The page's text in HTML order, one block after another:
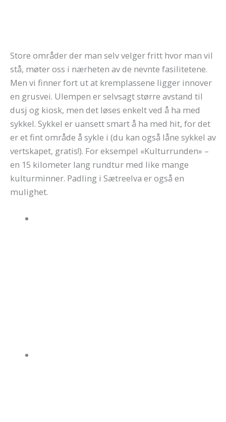
Store områder der man selv velger fritt hvor man vil
stå, møter oss i nærheten av de nevnte fasilitetene.
Men vi finner fort ut at kremplassene ligger innover
en grusvei. Ulempen er selvsagt større avstand til
dusj og kiosk, men det løses enkelt ved å ha med
sykkel. Sykkel er uansett smart å ha med hit, for det
er et fint område å sykle i (du kan også låne sykkel av
vertskapet, gratis!). For eksempel «Kulturrunden» –
en 15 kilometer lang rundtur med like mange
kulturminner. Padling i Sætreelva er også en
mulighet.